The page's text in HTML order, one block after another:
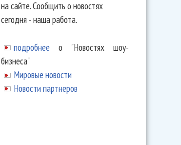
на сайте. Сообщить о новостях
сегодня - наша работа.
подробнее о "Новостях шоу-
бизнеса"
Мировые новости
Новости партнеров